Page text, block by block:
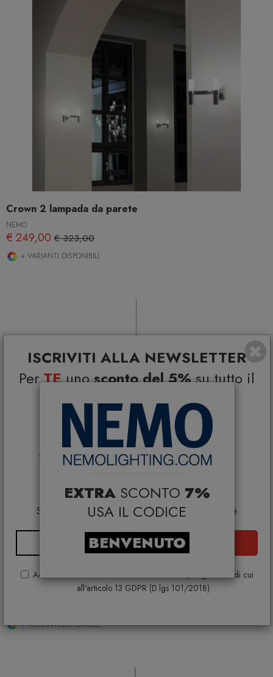
ISCRIVITI ALLA NEWSLETTER
PerTEunosconto del 5%su tutto il
catalogo e
Coupon esclusivi su brand
selezionati*
*Coupon non cumulabile con altre promo e non
applicabile su:
Franke, Gufram, Memphis, Plust, Gervasoni,
Samsung, Faber, Dunavox, Zafferano, VG, Slide
Acconsento al trattamento dei dati ai sensi e per gli effetti di cui
all'articolo 13 GDPR (D.lgs 101/2018)
EXTRA SCONTO 7%
USA IL CODICE
BENVENUTO
Crown 2 lampada da parete
NEMO
€ 249,00 € 323,00
+ VARIANTI DISPONIBILI
Crown Magnum lampada a sospensione
+ VARIANTI DISPONIBILI